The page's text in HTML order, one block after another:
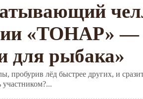
«ТОНАР» —
для рыбака»
пробурив лёд быстрее других, и